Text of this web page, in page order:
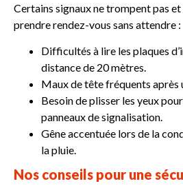
Certains signaux ne trompent pas
prendre rendez-vous sans attendre :
Difficultés à lire les plaques
distance de 20 mètres.
​Maux de tête fréquents après
Besoin de plisser les yeux
panneaux de signalisation.
Gêne accentuée lors de la
la pluie.
Nos conseils pour une